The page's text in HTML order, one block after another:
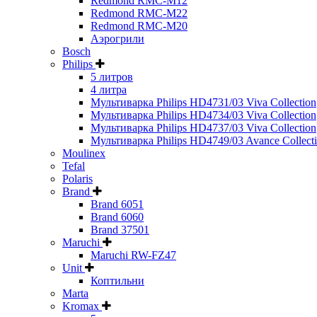
Redmond RMC-M22
Redmond RMC-M20
Аэрогрили
Bosch
Philips
5 литров
4 литра
Мультиварка Philips HD4731/03 Viva Collection
Мультиварка Philips HD4734/03 Viva Collection
Мультиварка Philips HD4737/03 Viva Collection
Мультиварка Philips HD4749/03 Avance
Moulinex
Tefal
Polaris
Brand
Brand 6051
Brand 6060
Brand 37501
Maruchi
Maruchi RW-FZ47
Unit
Коптильни
Marta
Kromax